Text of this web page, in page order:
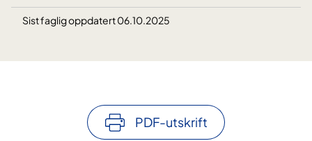
Sist faglig oppdatert 06.10.2025
PDF-utskrift